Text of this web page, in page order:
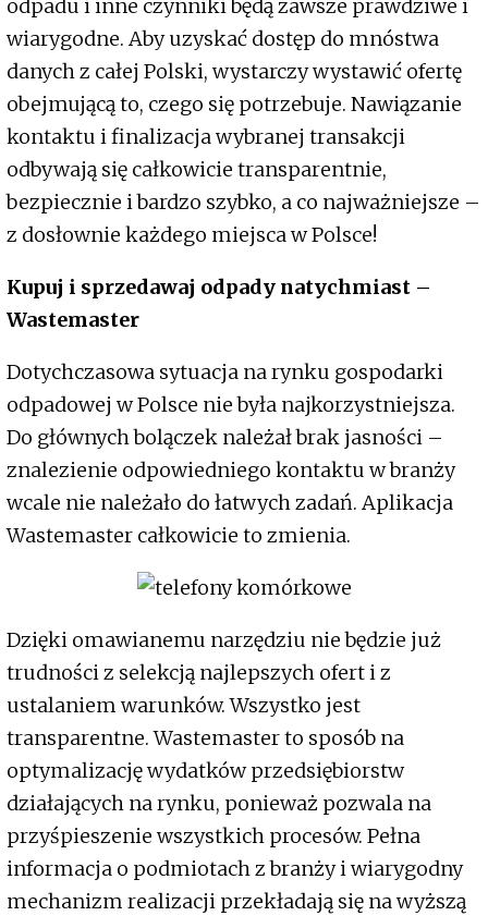
odpadu i inne czynniki będą zawsze prawdziwe i
wiarygodne. Aby uzyskać dostęp do mnóstwa
danych z całej Polski, wystarczy wystawić ofertę
obejmującą to, czego się potrzebuje. Nawiązanie
kontaktu i finalizacja wybranej transakcji
odbywają się całkowicie transparentnie,
bezpiecznie i bardzo szybko, a co najważniejsze –
z dosłownie każdego miejsca w Polsce!
Kupuj i sprzedawaj odpady natychmiast –
Wastemaster
Dotychczasowa sytuacja na rynku gospodarki
odpadowej w Polsce nie była najkorzystniejsza.
Do głównych bolączek należał brak jasności –
znalezienie odpowiedniego kontaktu w branży
wcale nie należało do łatwych zadań. Aplikacja
Wastemaster całkowicie to zmienia.
Dzięki omawianemu narzędziu nie będzie już
trudności z selekcją najlepszych ofert i z
ustalaniem warunków. Wszystko jest
transparentne. Wastemaster to sposób na
optymalizację wydatków przedsiębiorstw
działających na rynku, ponieważ pozwala na
przyśpieszenie wszystkich procesów. Pełna
informacja o podmiotach z branży i wiarygodny
mechanizm realizacji przekładają się na wyższą